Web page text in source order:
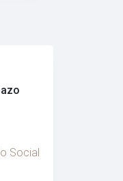
Social